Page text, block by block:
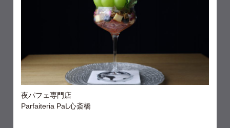
夜パフェ専門店
Parfaiteria PaL心斎橋